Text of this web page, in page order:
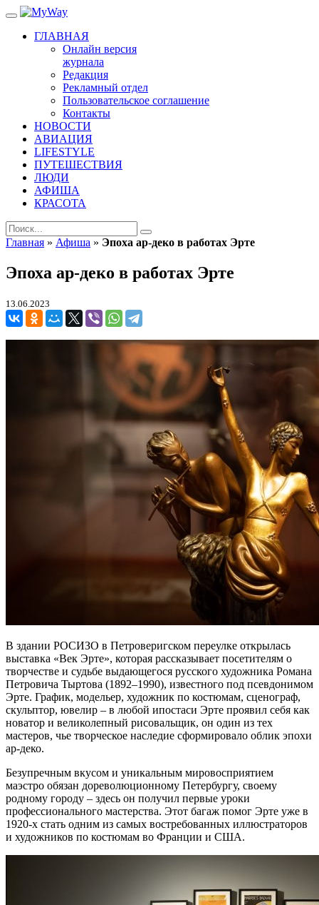
ГЛАВНАЯ
Онлайн версия
журнала
Редакция
Рекламный отдел
Пользовательское соглашение
Контакты
НОВОСТИ
АВИАЦИЯ
LIFESTYLE
ПУТЕШЕСТВИЯ
ЛЮДИ
АФИША
КРАСОТА
Главная » Афиша » Эпоха ар-деко в работах Эрте
Эпоха ар-деко в работах Эрте
13.06.2023
В здании РОСИЗО в Петроверигском переулке открылась
выставка «Век Эрте», которая рассказывает посетителям о
творчестве и судьбе выдающегося русского художника Романа
Петровича Тыртова (1892–1990), известного под псевдонимом
Эрте. График, модельер, художник по костюмам, сценограф,
скульптор, ювелир – в любой ипостаси Эрте проявил себя как
новатор и великолепный рисовальщик, он один из тех
мастеров, чье творческое наследие сформировало облик эпохи
ар-деко.
Безупречным вкусом и уникальным мировосприятием
маэстро обязан дореволюционному Петербургу, своему
родному городу – здесь он получил первые уроки
профессионального мастерства. Этот багаж помог Эрте уже в
1920-х стать одним из самых востребованных иллюстраторов
и художников по костюмам во Франции и США.